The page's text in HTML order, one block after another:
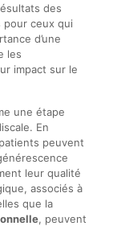
des
ceux qui
d’une
les
impact sur le
une étape
En
peuvent
leur qualité
associés à
que la
, peuvent